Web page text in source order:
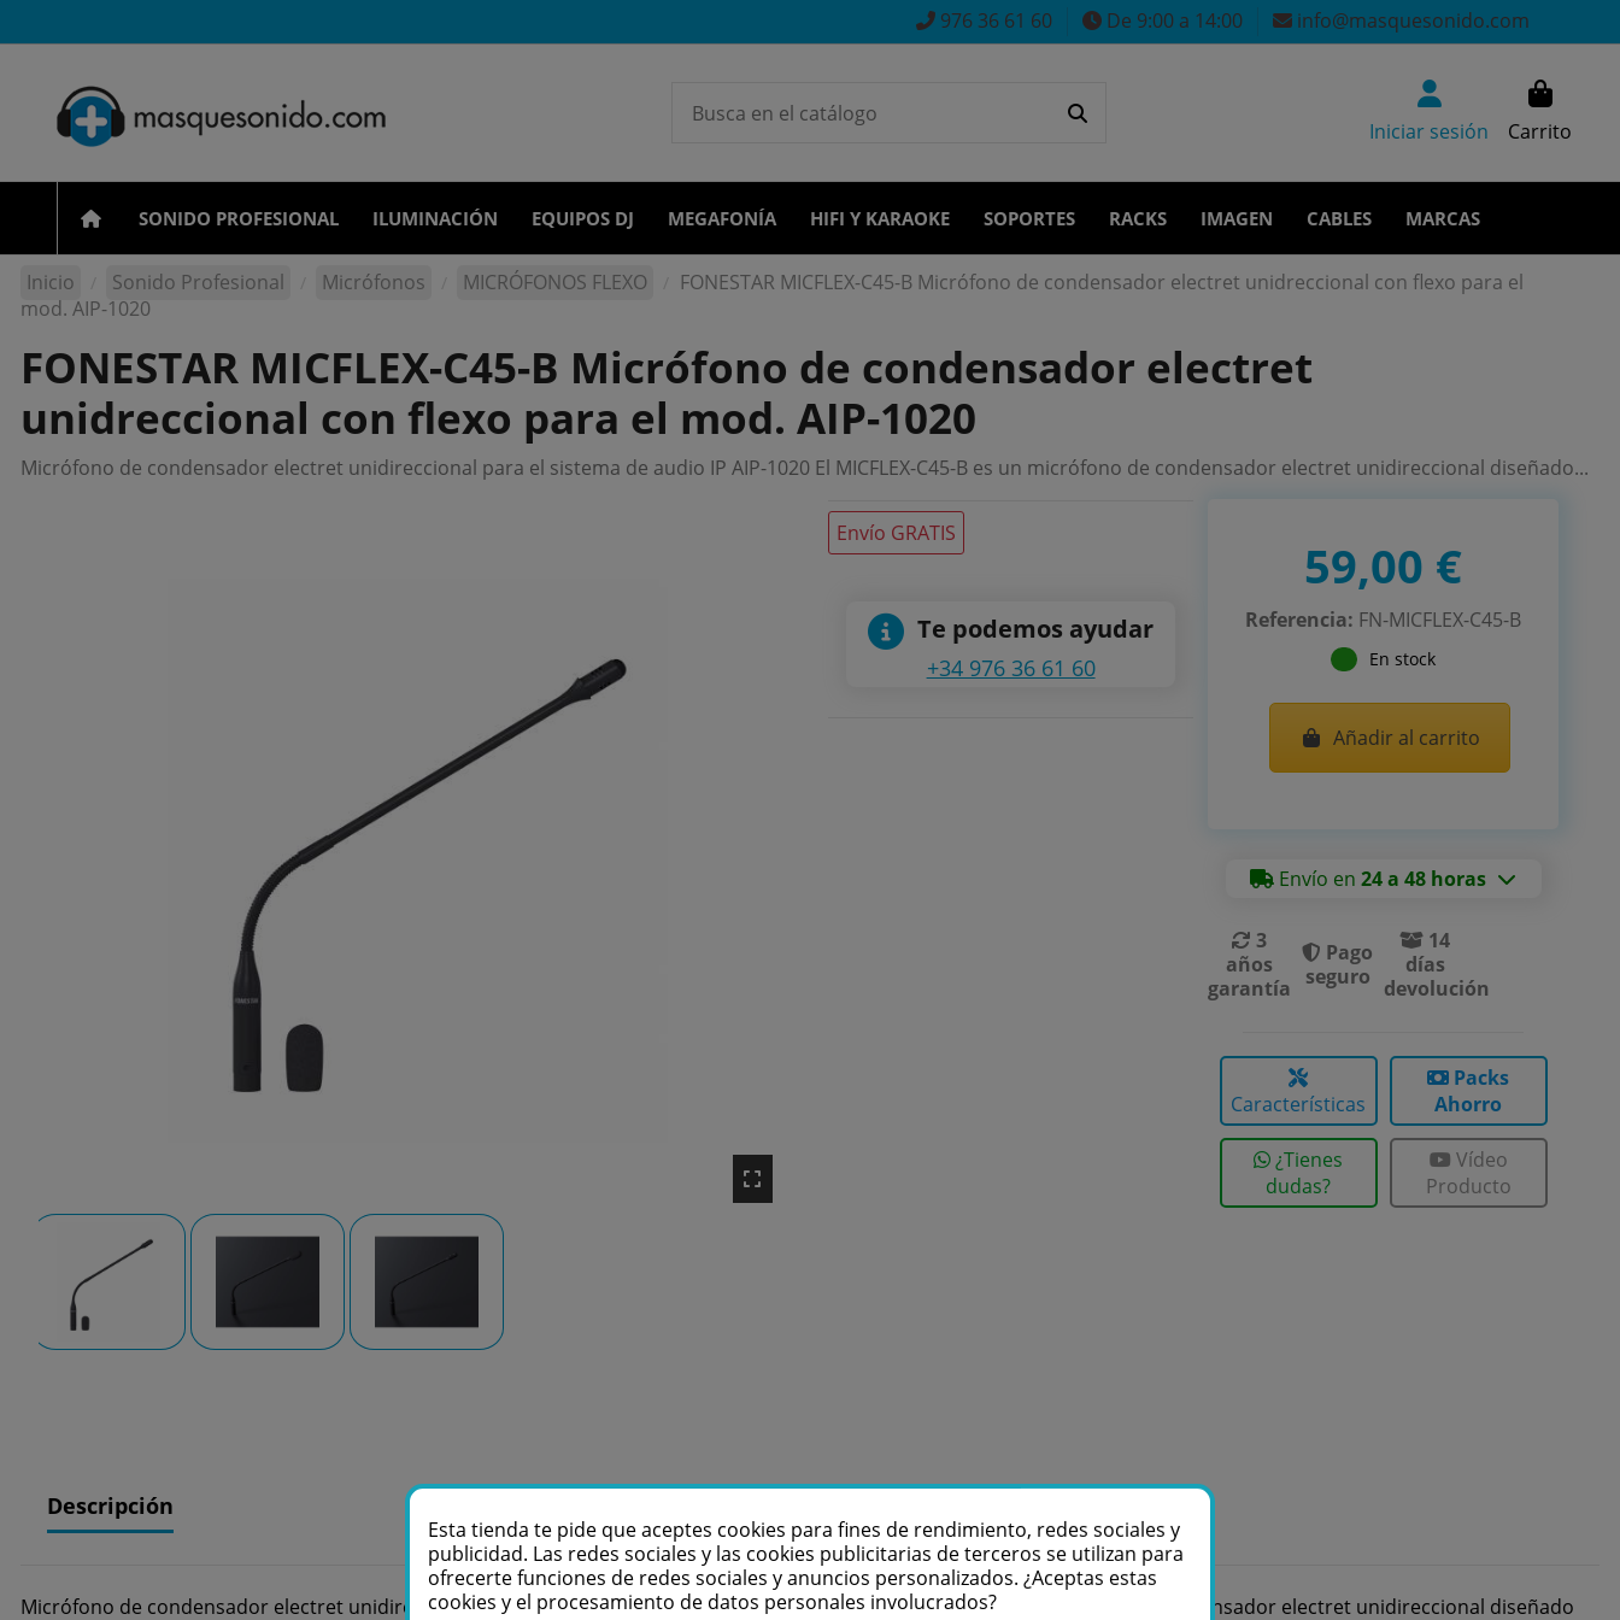
976 36 61 60 De 9:00 a 14:00 info@masquesonido.com
Iniciar sesión Carrito
SONIDO PROFESIONAL ILUMINACIÓN EQUIPOS DJ MEGAFONÍA HIFI Y KARAOKE SOPORTES RACKS IMAGEN CABLES MARCAS
Inicio Sonido Profesional Micrófonos MICRÓFONOS FLEXO
FONESTAR MICFLEX-C45-B Micrófono de condensador electret unidreccional con flexo para el
mod. AIP-1020
FONESTAR MICFLEX-C45-B Micrófono de condensador electret
unidreccional con flexo para el mod. AIP-1020
Micrófono de condensador electret unidireccional para el sistema de audio IP AIP-1020 El MICFLEX-C45-B es un micrófono de condensador electret unidireccional diseñado...
Envío GRATIS
Te podemos ayudar
+34 976 36 61 60
59,00 €
Referencia: FN-MICFLEX-C45-B
En stock
Añadir al carrito
Envío en24 a 48 horas
3
años
garantía
Pago
seguro
14
días
devolución
Características
Packs
Ahorro
¿Tienes
dudas?
Vídeo
Producto
Descripción
Micrófono de condensador electret unidireccional para el sistema de audio IP AIP-1020 El MICFLEX-C45-B es un micrófono de condensador electret unidireccional diseñado
Esta tienda te pide que aceptes cookies para fines de rendimiento, redes sociales y
publicidad. Las redes sociales y las cookies publicitarias de terceros se utilizan para
ofrecerte funciones de redes sociales y anuncios personalizados. ¿Aceptas estas
cookies y el procesamiento de datos personales involucrados?